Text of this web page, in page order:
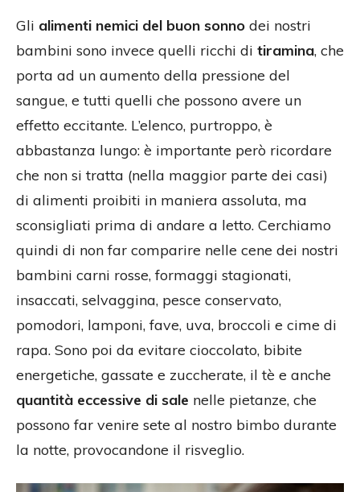
Gli alimenti nemici del buon sonno dei nostri
bambini sono invece quelli ricchi di tiramina, che
porta ad un aumento della pressione del
sangue, e tutti quelli che possono avere un
effetto eccitante. L’elenco, purtroppo, è
abbastanza lungo: è importante però ricordare
che non si tratta (nella maggior parte dei casi)
di alimenti proibiti in maniera assoluta, ma
sconsigliati prima di andare a letto. Cerchiamo
quindi di non far comparire nelle cene dei nostri
bambini carni rosse, formaggi stagionati,
insaccati, selvaggina, pesce conservato,
pomodori, lamponi, fave, uva, broccoli e cime di
rapa. Sono poi da evitare cioccolato, bibite
energetiche, gassate e zuccherate, il tè e anche
quantità eccessive di sale nelle pietanze, che
possono far venire sete al nostro bimbo durante
la notte, provocandone il risveglio.